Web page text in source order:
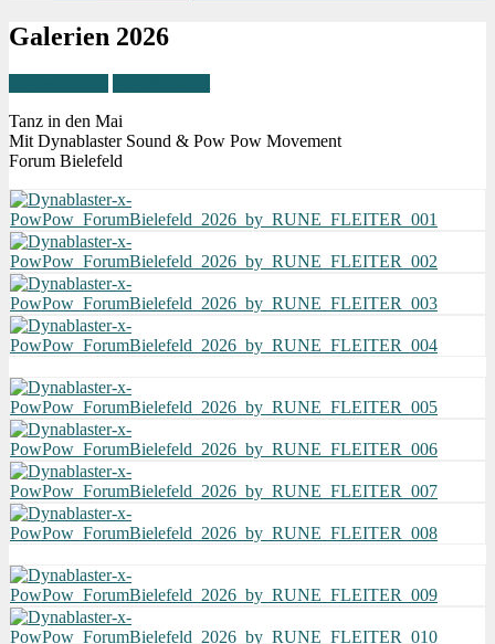
Galerien 2026
Tanz in den Mai
Mit Dynablaster Sound & Pow Pow Movement
Forum Bielefeld